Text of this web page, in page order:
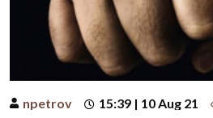
npetrov 15:39 | 10 Aug 21